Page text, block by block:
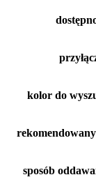
kolor do
sposób